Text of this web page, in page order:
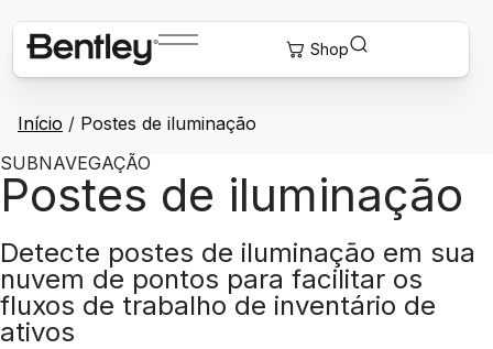
Início / Postes de iluminação
SUBNAVEGAÇÃO
Postes de iluminação
Detecte postes de iluminação em sua
nuvem de pontos para facilitar os
fluxos de trabalho de inventário de
ativos